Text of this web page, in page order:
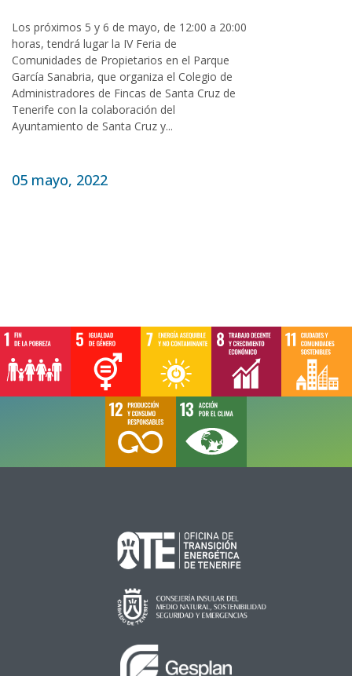
Los próximos 5 y 6 de mayo, de 12:00 a 20:00
horas, tendrá lugar la IV Feria de
Comunidades de Propietarios en el Parque
García Sanabria, que organiza el Colegio de
Administradores de Fincas de Santa Cruz de
Tenerife con la colaboración del
Ayuntamiento de Santa Cruz y...
05 mayo, 2022